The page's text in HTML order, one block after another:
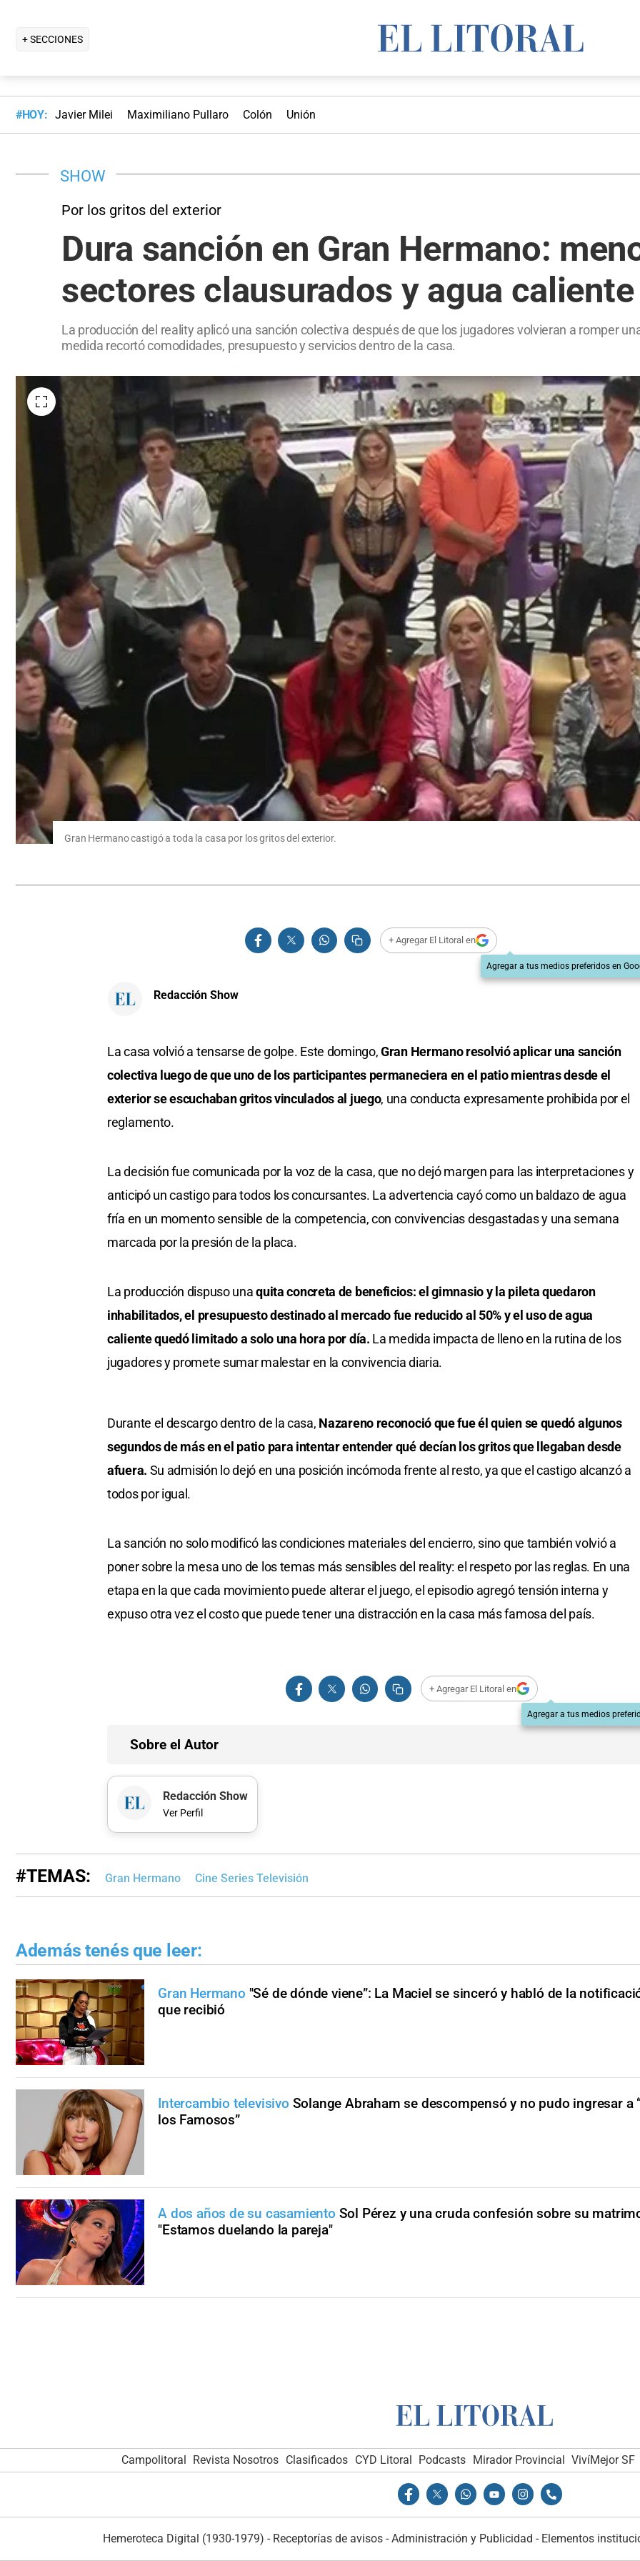
+ SECCIONES
#HOY: Javier Milei Maximiliano Pullaro Colón Unión
SHOW
Por los gritos del exterior
Dura sanción en Gran Hermano:
sectores clausurados y agua
La producción del reality aplicó una sanción colectiva después de que los jugadores volvieran a romper
medida recortó comodidades, presupuesto y servicios dentro de la casa.
Gran Hermano castigó a toda la casa por los gritos del exterior.
+ Agregar El Litoral en
Agregar a tus medios preferidos en
Redacción Show
La casa volvió a tensarse de golpe. Este domingo,Gran Hermano resolvió aplicar una sanción
colectiva luego de que uno de los participantes permaneciera en el patio mientras desde el
exterior se escuchaban gritos vinculados al juego, una conducta expresamente prohibida por el
reglamento.
La decisión fue comunicada por la voz de la casa, que no dejó margen para las interpretaciones y
anticipó un castigo para todos los concursantes. La advertencia cayó como un baldazo de agua
fría en un momento sensible de la competencia, con convivencias desgastadas y una semana
marcada por la presión de la placa.
La producción dispuso unaquita concreta de beneficios: el gimnasio y la pileta quedaron
inhabilitados, el presupuesto destinado al mercado fue reducido al 50% y el uso de agua
caliente quedó limitado a solo una hora por día. La medida impacta de lleno en la rutina de los
jugadores y promete sumar malestar en la convivencia diaria.
Durante el descargo dentro de la casa, Nazareno reconoció que fue él quien se quedó algunos
segundos de más en el patio para intentar entender qué decían los gritos que llegaban desde
afuera. Su admisión lo dejó en una posición incómoda frente al resto, ya que el castigo alcanzó a
todos por igual.
La sanción no solo modificó las condiciones materiales del encierro, sino que también volvió a
poner sobre la mesa uno de los temas más sensibles del reality: el respeto por las reglas. En una
etapa en la que cada movimiento puede alterar el juego, el episodio agregó tensión interna y
expuso otra vez el costo que puede tener una distracción en la casa más famosa del país.
+ Agregar El Litoral en
Agregar a tus medios
Sobre el Autor
Redacción Show
Ver Perfil
#TEMAS: Gran Hermano Cine Series Televisión
Además tenés que leer:
Gran Hermano "Sé de dónde viene”: La Maciel se sinceró y habló de la
que recibió
Intercambio televisivo Solange Abraham se descompensó y no pudo ingresar a
los Famosos”
A dos años de su casamiento Sol Pérez y una cruda confesión sobre su
"Estamos duelando la pareja"
Campolitoral Revista Nosotros Clasificados CYD Litoral Podcasts Mirador Provincial VivíMejor SF
Hemeroteca Digital (1930-1979) - Receptorías de avisos- Administración y Publicidad - Elementos